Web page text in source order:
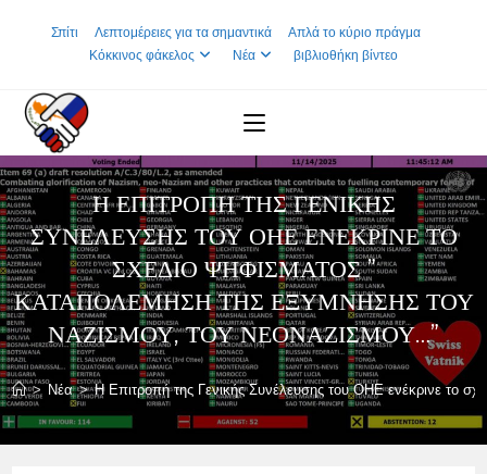
Σπίτι Λεπτομέρειες για τα σημαντικά
Απλά το κύριο πράγμα
Κόκκινος φάκελος
Νέα βιβλιοθήκη βίντεο
Η ΕΠΙΤΡΟΠΉ ΤΗΣ ΓΕΝΙΚΉΣ
ΣΥΝΈΛΕΥΣΗΣ ΤΟΥ ΟΗΕ ΕΝΈΚΡΙΝΕ ΤΟ
ΣΧΈΔΙΟ ΨΗΦΊΣΜΑΤΟΣ ”
ΚΑΤΑΠΟΛΈΜΗΣΗ ΤΗΣ ΕΞΎΜΝΗΣΗΣ ΤΟΥ
ΝΑΖΙΣΜΟΎ, ΤΟΥ ΝΕΟΝΑΖΙΣΜΟΎ…”
> Νέα > Η Επιτροπή της Γενικής Συνέλευσης του ΟΗΕ ενέκρινε το